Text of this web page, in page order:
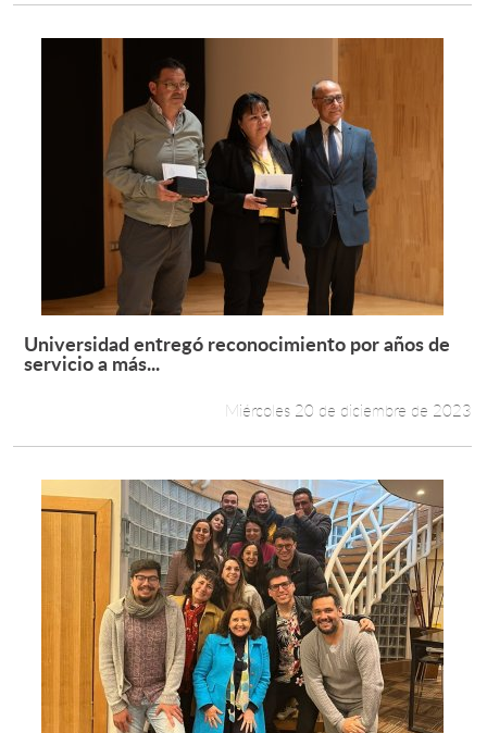
Leer más +
Universidad entregó reconocimiento por años de
servicio a más...
Miércoles 20 de diciembre de 2023